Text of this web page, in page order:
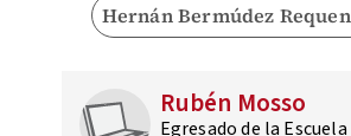
Hernán Bermúdez
Rubén Mosso
Egresado de la